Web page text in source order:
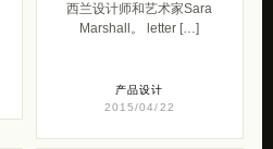
西兰设计师和艺术家Sara
Marshall。 letter […]
产品设计
2015/04/22